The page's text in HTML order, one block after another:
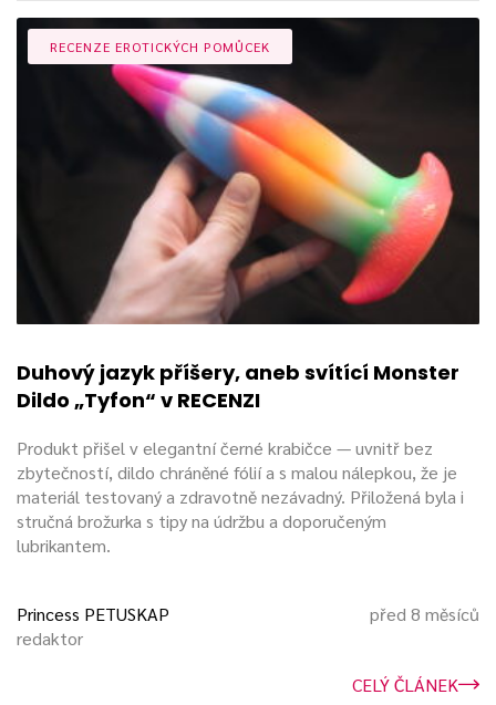
RECENZE EROTICKÝCH POMŮCEK
Duhový jazyk příšery, aneb svítící Monster
Dildo „Tyfon“ v RECENZI
Produkt přišel v elegantní černé krabičce — uvnitř bez
zbytečností, dildo chráněné fólií a s malou nálepkou, že je
materiál testovaný a zdravotně nezávadný. Přiložená byla i
stručná brožurka s tipy na údržbu a doporučeným
lubrikantem.
Princess PETUSKAP
redaktor
před 8 měsíců
CELÝ ČLÁNEK